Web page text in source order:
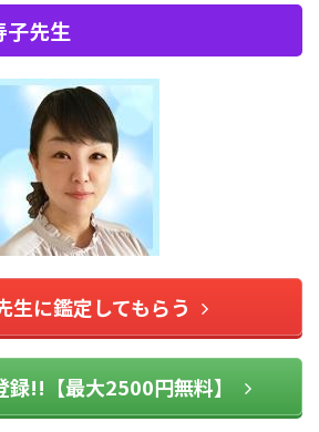
子先生
生に鑑定してもらう
録!!【最大2500円無料】